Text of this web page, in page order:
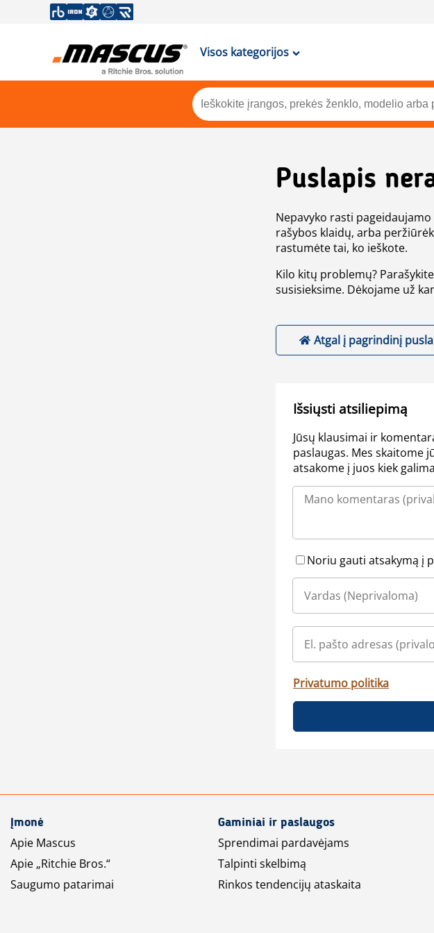
Visos kategorijos
Puslapis
Nepavyko rasti
rašybos klaidų, arba
rastumėte tai, ko ieškote.
Kilo kitų problemų?
susisieksime. Dėkojame už
Atgal į pagrindinį
Išsiųsti atsiliepimą
Jūsų klausimai ir
paslaugas. Mes skaitome
atsakome į juos kiek
Noriu gauti atsakymą į
Privatumo politika
Įmonė
Apie Mascus
Apie „Ritchie Bros.“
Saugumo patarimai
Gaminiai ir paslaugos
Sprendimai pardavėjams
Talpinti skelbimą
Rinkos tendencijų ataskaita